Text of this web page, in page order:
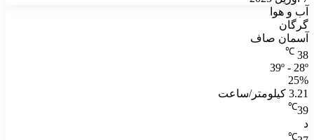
هوا
صاف
℃
39º -